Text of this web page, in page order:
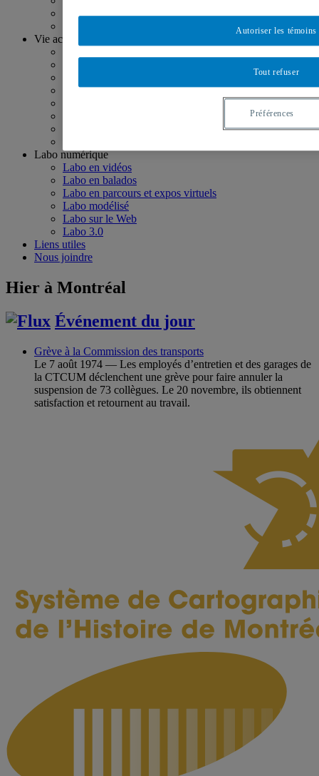
Chroniques de la recherche
Vie académique
Projets pédagogiques
Labo numérique
Labo en vidéos
Labo en balados
Labo en parcours et expos virtuels
Labo modélisé
Labo sur le Web
Labo 3.0
Liens utiles
Nous joindre
Hier à Montréal
Événement du jour
Grève à la Commission des transports
Le 7 août 1974 — Les employés d’entretien et des garages de
la CTCUM déclenchent une grève pour faire annuler la
suspension de 73 collègues. Le 20 novembre, ils obtiennent
satisfaction et retournent au travail.
Tout refuser
Autoriser les témoins
Préférences